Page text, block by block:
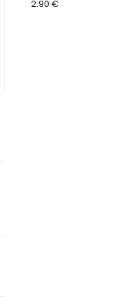
75mm M14 8807030
2.90 €